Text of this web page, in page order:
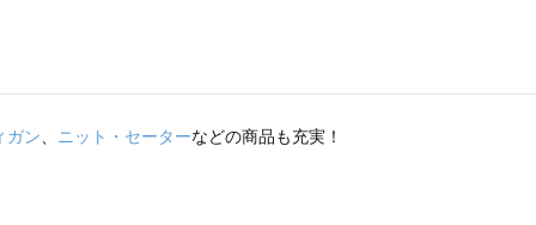
ガン、 ニット・セーターなどの商品も充実！